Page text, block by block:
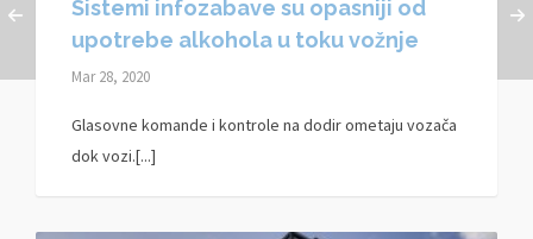
Sistemi infozabave su opasniji od
upotrebe alkohola u toku vožnje
Mar 28, 2020
Glasovne komande i kontrole na dodir ometaju vozača
dok vozi.[...]